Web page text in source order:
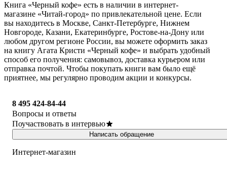
Книга «Черный кофе» есть в наличии в интернет-
магазине «Читай-город» по привлекательной цене. Если
вы находитесь в Москве, Санкт-Петербурге, Нижнем
Новгороде, Казани, Екатеринбурге, Ростове-на-Дону или
любом другом регионе России, вы можете оформить заказ
на книгу Агата Кристи «Черный кофе» и выбрать удобный
способ его получения: самовывоз, доставка курьером или
отправка почтой. Чтобы покупать книги вам было ещё
приятнее, мы регулярно проводим акции и конкурсы.
8 495 424-84-44
Вопросы и ответы
Поучаствовать в интервью
Написать обращение
Интернет-магазин